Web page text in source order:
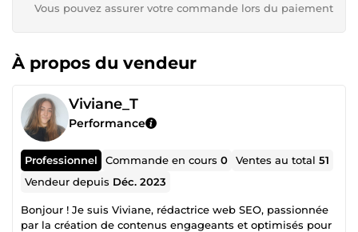
Vous pouvez assurer votre commande lors du paiement
À propos du vendeur
Viviane_T
Performance
Professionnel Commande en cours0 Ventes au total51
Vendeur depuis Déc. 2023
Bonjour ! Je suis Viviane, rédactrice web SEO, passionnée
par la création de contenus engageants et optimisés pour